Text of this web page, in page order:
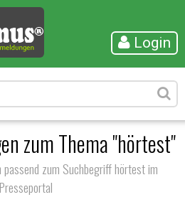
Login
zum Thema "hörtest"
zum Suchbegriff hörtest im
Presseportal